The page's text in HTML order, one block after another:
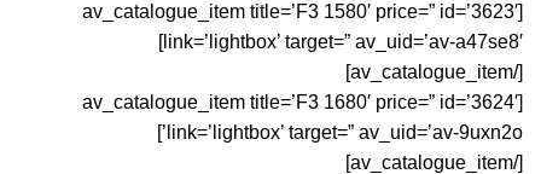
[av_catalogue_item title=’F3 1580′ price=” id=’3623′
link=’lightbox’ target=” av_uid=’av-a47se8′]
[/av_catalogue_item]
[av_catalogue_item title=’F3 1680′ price=” id=’3624′
link=’lightbox’ target=” av_uid=’av-9uxn2o’]
[/av_catalogue_item]